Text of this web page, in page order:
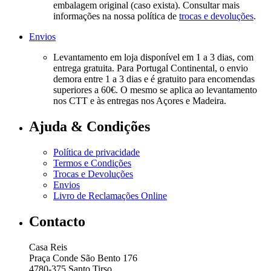
embalagem original (caso exista). Consultar mais
informações na nossa política de trocas e devoluções.
Envios
Levantamento em loja disponível em 1 a 3 dias, com
entrega gratuita. Para Portugal Continental, o envio
demora entre 1 a 3 dias e é gratuito para encomendas
superiores a 60€. O mesmo se aplica ao levantamento
nos CTT e às entregas nos Açores e Madeira.
Ajuda & Condições
Política de privacidade
Termos e Condições
Trocas e Devoluções
Envios
Livro de Reclamações Online
Contacto
Casa Reis
Praça Conde São Bento 176
4780-375 Santo Tirso